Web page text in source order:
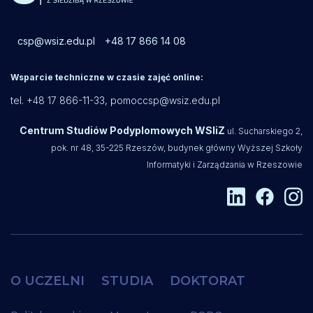
csp@wsiz.edu.pl +48 17 866 14 08
Wsparcie techniczne w czasie zajęć online:
tel. +48 17 866-11-33, pomoccsp@wsiz.edu.pl
Centrum Studiów Podyplomowych WSIiZ ul. Sucharskiego 2,
pok. nr 48, 35-225 Rzeszów, budynek główny Wyższej Szkoły
Informatyki i Zarządzania w Rzeszowie
O UCZELNI STUDIA DOKTORAT